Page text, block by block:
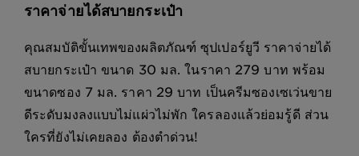
ราคาจ่ายได้สบายกระเป๋า
คุณสมบัติขั้นเทพของผลิตภัณฑ์ ซุปเปอร์ยูวี ราคาจ่ายได้
สบายกระเป๋า ขนาด 30 มล. ในราคา 279 บาท พร้อม
ขนาดซอง 7 มล. ราคา 29 บาท เป็นครีมซองเซเว่นขาย
ดีระดับมงลงแบบไม่แผ่วไม่พัก ใครลองแล้วย่อมรู้ดี ส่วน
ใครที่ยังไม่เคยลอง ต้องตำด่วน!